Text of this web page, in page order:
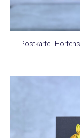
Postkarte